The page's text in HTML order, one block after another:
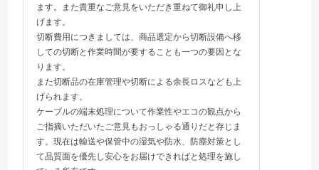
ます。また貴重なご意見をいただき重ねて御礼申し上
げます。
切断費用につきましては、商品選定から切断設備へ移
しての切断と作業時間が要することも一つの要因とな
ります。
また切断品の在庫管理や切断による余長ロスなども上
げられます。
ケーブルの端末処理について作業性やエコの観点から
ご指摘いただいたご意見もおっしゃる通りだと存じま
す。現在は輸送や保管中の湿気や防水、防塵対策とし
て品質面を優先し安心をお届けできればと処理を施し